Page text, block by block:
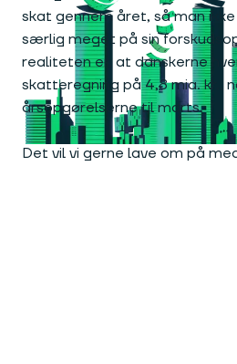
skat gennem året, så man
særlig meget på sin
realiteten er, at danskerne
skatteregning på 4,8 mia. kr.,
årsopgørelserne til marts.
Det vil vi gerne lave om på